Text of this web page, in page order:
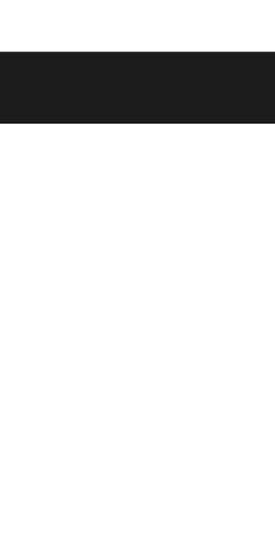
PinterestLinkedInWhatsApp